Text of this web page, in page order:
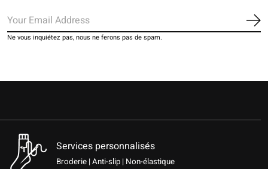
Ne vous inquiétez pas, nous ne ferons pas de spam.
Services personnalisés
Broderie | Anti-slip | Non-élastique